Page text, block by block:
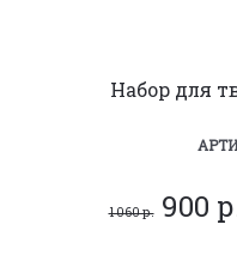
Набор для
1 060 р.900